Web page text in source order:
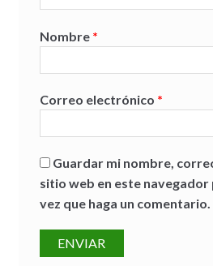
Nombre *
Correo electrónico *
Guardar mi nombre,
sitio web en este
vez que haga un comentario.